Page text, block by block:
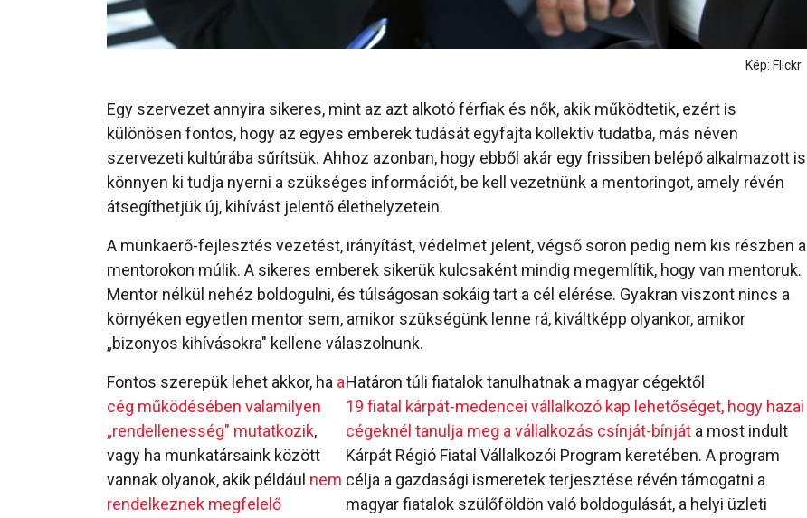
Kép: Flickr
Egy szervezet annyira sikeres, mint az azt alkotó férfiak és nők, akik működtetik, ezért is
különösen fontos, hogy az egyes emberek tudását egyfajta kollektív tudatba, más néven
szervezeti kultúrába sűrítsük. Ahhoz azonban, hogy ebből akár egy frissiben belépő alkalmazott is
könnyen ki tudja nyerni a szükséges információt, be kell vezetnünk a mentoringot, amely révén
átsegíthetjük új, kihívást jelentő élethelyzetein.
A munkaerő-fejlesztés vezetést, irányítást, védelmet jelent, végső soron pedig nem kis részben a
mentorokon múlik. A sikeres emberek sikerük kulcsaként mindig megemlítik, hogy van mentoruk.
Mentor nélkül nehéz boldogulni, és túlságosan sokáig tart a cél elérése. Gyakran viszont nincs a
környéken egyetlen mentor sem, amikor szükségünk lenne rá, kiváltképp olyankor, amikor
„bizonyos kihívásokra" kellene válaszolnunk.
Határon túli fiatalok tanulhatnak a magyar cégektől
19 fiatal kárpát-medencei vállalkozó kap lehetőséget, hogy hazai
cégeknél tanulja meg a vállalkozás csínját-bínját a most indult
Kárpát Régió Fiatal Vállalkozói Program keretében. A program
célja a gazdasági ismeretek terjesztése révén támogatni a
magyar fiatalok szülőföldön való boldogulását, a helyi üzleti
Fontos szerepük lehet akkor, ha a
cég működésében valamilyen
„rendellenesség" mutatkozik,
vagy ha munkatársaink között
vannak olyanok, akik például nem
rendelkeznek megfelelő